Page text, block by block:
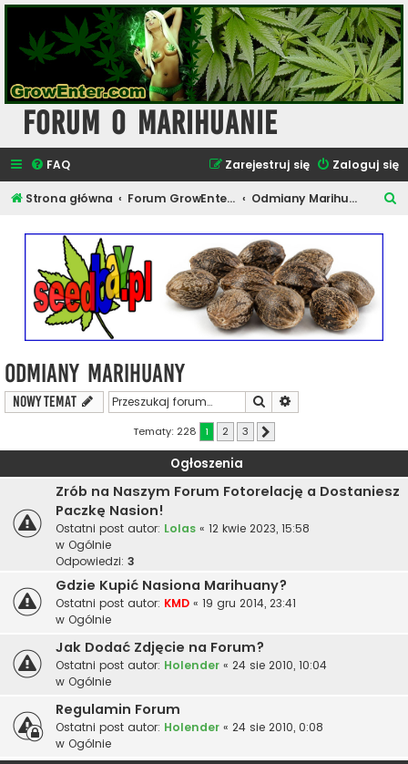
Forum o Marihuanie
FAQ Zaloguj się
Zarejestruj się
Strona główna Forum GrowEnter.com - Uprawa i Hodowla Konopi Odmiany Marihuany
Odmiany Marihuany
NOWY TEMAT Szukaj
Tematy: 228 1 2 3
Ogłoszenia
Zrób na Naszym Forum Fotorelację a Dostaniesz
Paczkę Nasion!
Ostatni post autor: Lolas « 12 kwie 2023, 15:58
w Ogólnie
Odpowiedzi: 3
Gdzie Kupić Nasiona Marihuany?
Ostatni post autor: KMD « 19 gru 2014, 23:41
w Ogólnie
Jak Dodać Zdjęcie na Forum?
Ostatni post autor: Holender « 24 sie 2010, 10:04
w Ogólnie
Regulamin Forum
Ostatni post autor: Holender « 24 sie 2010, 0:08
w Ogólnie